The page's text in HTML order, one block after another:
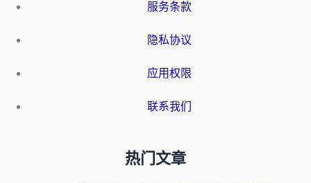
服务条款
隐私协议
应用权限
联系我们
热门文章